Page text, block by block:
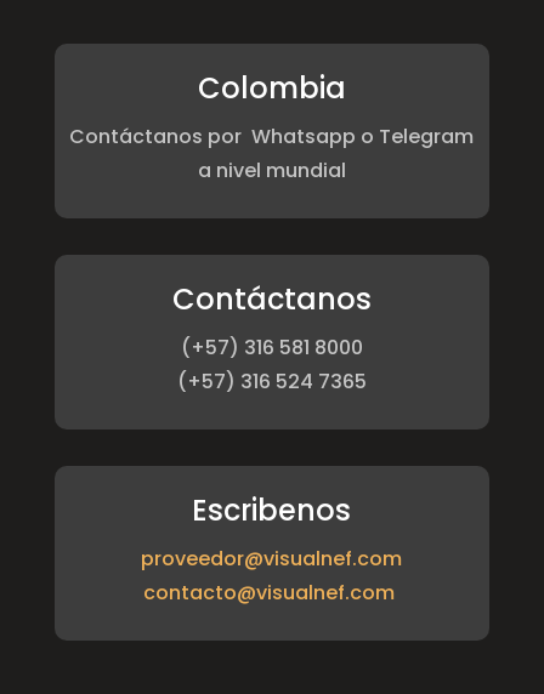
Colombia
Contáctanos por Whatsapp o Telegram
a nivel mundial
Contáctanos
(+57) 316 581 8000
(+57) 316 524 7365
Escribenos
proveedor@visualnef.com
contacto@visualnef.com